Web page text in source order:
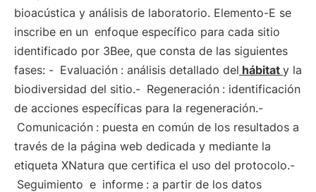
bioacústica y análisis de laboratorio. Elemento-E se
inscribe en un enfoque específico para cada sitio
identificado por 3Bee, que consta de las siguientes
fases: - Evaluación : análisis detallado del hábitat y la
biodiversidad del sitio.- Regeneración : identificación
de acciones específicas para la regeneración.-
Comunicación : puesta en común de los resultados a
través de la página web dedicada y mediante la
etiqueta XNatura que certifica el uso del protocolo.-
Seguimiento e informe : a partir de los datos